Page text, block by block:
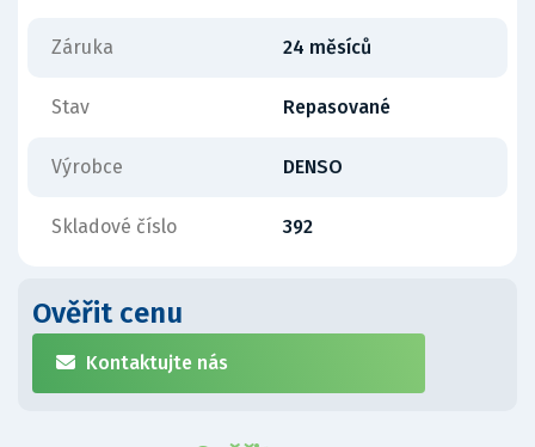
Záruka 24 měsíců
Stav Repasované
Výrobce DENSO
Skladové číslo 392
Ověřit cenu
Kontaktujte nás